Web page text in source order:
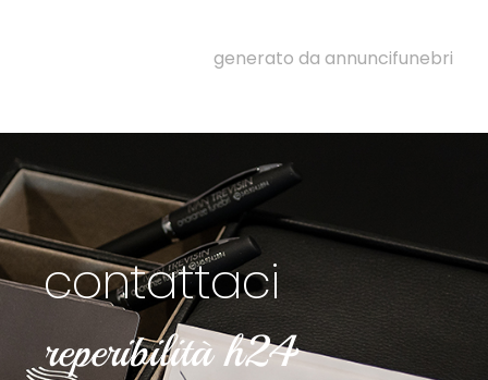
generato da annuncifunebri
contattaci
reperibilità h24